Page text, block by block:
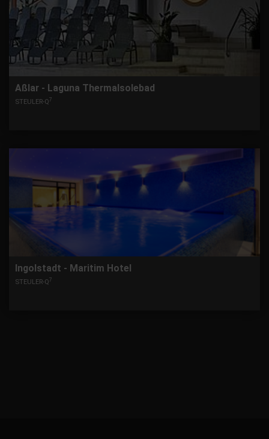
Aßlar - Laguna Thermalsolebad
STEULER-Q7
Ingolstadt - Maritim Hotel
STEULER-Q7